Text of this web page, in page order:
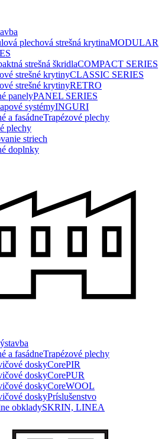
plechová strešná krytinaMODULAR
strešná škridlaCOMPACT SERIES
strešné krytinyCLASSIC SERIES
strešné krytinyRETRO
panelyPANEL SERIES
systémyINGURI
a fasádneTrapézové plechy
plechy
striech
doplnky
a fasádneTrapézové plechy
doskyCorePIR
doskyCorePUR
doskyCoreWOOL
doskyPríslušenstvo
obkladySKRIN, LINEA